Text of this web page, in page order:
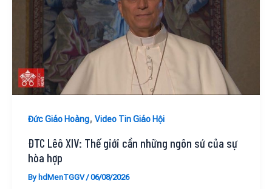
Đức Giáo Hoàng, Video Tin Giáo Hội
ĐTC Lêô XIV: Thế giới cần những ngôn sứ của sự
hòa hợp
By hdMenTGGV/06/08/2026